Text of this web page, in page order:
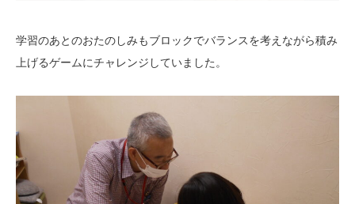
学習のあとのおたのしみもブロックでバランスを考えながら積み
上げるゲームにチャレンジしていました。